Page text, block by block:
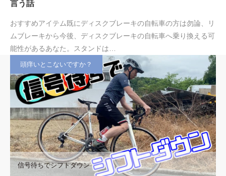
言う話
おすすめアイテム既にディスクブレーキの自転車の方は勿論、リ
ムブレーキから今後、ディスクブレーキの自転車へ乗り換える可
能性があるあなた。スタンドは…
頭痒いとこないですか？
信号待ちでシフトダウン